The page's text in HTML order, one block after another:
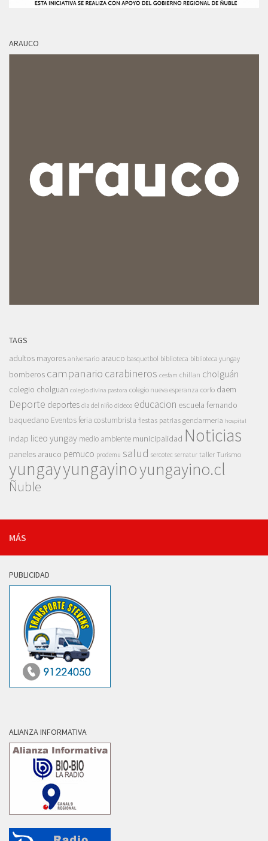
ARAUCO
TAGS
adultos mayores aniversario arauco basquetbol biblioteca biblioteca yungay
bomberos campanario carabineros cesfam chillan cholguán
colegio cholguan colegio divina pastora colegio nueva esperanza corfo daem
Deporte deportes dia del niño dideco educacion escuela fernando
baquedano Eventosferia costumbrista fiestas patrias gendarmeria hospital
indap liceo yungay medio ambiente municipalidad Noticias
paneles arauco pemuco prodemu salud sercotec sernatur taller Turismo
yungayyungayinoyungayino.cl
Ñuble
MÁS
PUBLICIDAD
ALIANZA INFORMATIVA